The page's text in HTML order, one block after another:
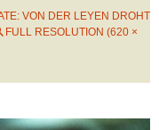
VON DER LEYEN DROHT
FULL RESOLUTION (620 ×